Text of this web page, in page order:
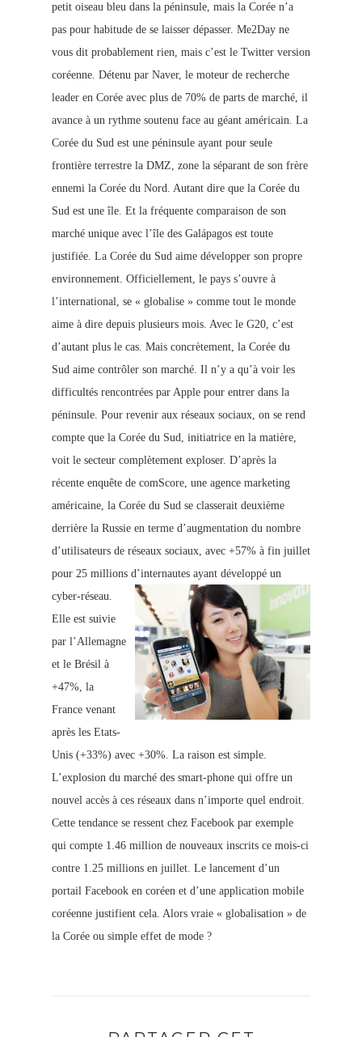
petit oiseau bleu dans la péninsule, mais la Corée n’a
pas pour habitude de se laisser dépasser. Me2Day ne
vous dit probablement rien, mais c’est le Twitter version
coréenne. Détenu par Naver, le moteur de recherche
leader en Corée avec plus de 70% de parts de marché, il
avance à un rythme soutenu face au géant américain. La
Corée du Sud est une péninsule ayant pour seule
frontière terrestre la DMZ, zone la séparant de son frère
ennemi la Corée du Nord. Autant dire que la Corée du
Sud est une île. Et la fréquente comparaison de son
marché unique avec l’île des Galápagos est toute
justifiée. La Corée du Sud aime développer son propre
environnement. Officiellement, le pays s’ouvre à
l’international, se « globalise » comme tout le monde
aime à dire depuis plusieurs mois. Avec le G20, c’est
d’autant plus le cas. Mais concrètement, la Corée du
Sud aime contrôler son marché. Il n’y a qu’à voir les
difficultés rencontrées par Apple pour entrer dans la
péninsule. Pour revenir aux réseaux sociaux, on se rend
compte que la Corée du Sud, initiatrice en la matière,
voit le secteur complètement exploser. D’après la
récente enquête de comScore, une agence marketing
américaine, la Corée du Sud se classerait deuxième
derrière la Russie en terme d’augmentation du nombre
d’utilisateurs de réseaux sociaux, avec +57% à fin juillet
pour 25 millions d’internautes ayant développé un
cyber-réseau.
Elle est suivie
par l’Allemagne
et le Brésil à
+47%, la
France venant
après les Etats-
Unis (+33%) avec +30%. La raison est simple.
L’explosion du marché des smart-phone qui offre un
nouvel accès à ces réseaux dans n’importe quel endroit.
Cette tendance se ressent chez Facebook par exemple
qui compte 1.46 million de nouveaux inscrits ce mois-ci
contre 1.25 millions en juillet. Le lancement d’un
portail Facebook en coréen et d’une application mobile
coréenne justifient cela. Alors vraie « globalisation » de
la Corée ou simple effet de mode ?